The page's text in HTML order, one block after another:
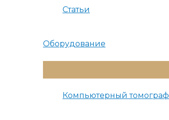
Статьи
Оборудование
Меню
Компьютерный томограф